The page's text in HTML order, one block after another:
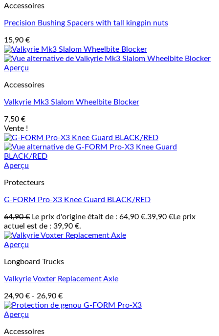
Accessoires
Precision Bushing Spacers with tall kingpin nuts
15,90 €
Aperçu
Accessoires
Valkyrie Mk3 Slalom Wheelbite Blocker
7,50 €
Vente !
Aperçu
Protecteurs
G-FORM Pro-X3 Knee Guard BLACK/RED
64,90€ Le prix d'origine était de : 64,90 €.39,90 €Le prix
actuel est de : 39,90 €.
Aperçu
Longboard Trucks
Valkyrie Voxter Replacement Axle
24,90 € - 26,90 €
Aperçu
Accessoires